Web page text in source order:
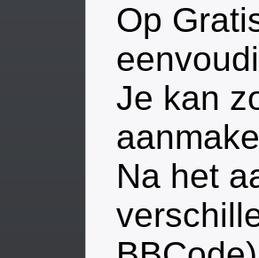
Op
Je kan
Na het